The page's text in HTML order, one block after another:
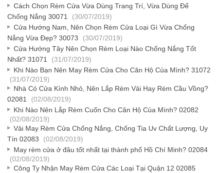
Cách Chọn Rèm Cửa Vừa Dùng Trang Trí, Vừa Dùng Để
Chống Nắng 30071
(30/07/2019)
Cửa Hướng Nam, Nên Chọn Rèm Cửa Loại Gì Vừa Chống
Nắng Vừa Đẹp? 30073
(30/07/2019)
Cửa Hướng Tây Nên Chọn Rèm Loại Nào Chống Nắng Tốt
Nhất? 31071
(31/07/2019)
Khi Nào Bạn Nên May Rèm Cửa Cho Căn Hộ Của Mình? 31072
(31/07/2019)
Nhà Có Cửa Kính Nhỏ, Nên Lắp Rèm Vải Hay Rèm Cầu Vồng?
02081
(02/08/2019)
Khi Nào Nên Lắp Rèm Cuốn Cho Căn Hộ Của Mình? 02082
(02/08/2019)
Vải May Rèm Cửa Chống Nắng, Chống Tia Uv Chất Lượng, Uy
Tín 02083
(02/08/2019)
May rèm cửa ở đâu tốt nhất tại thành phố Hồ Chí Minh? 02084
(02/08/2019)
Công Ty Nhận May Rèm Cửa Các Loại Tại Quận 12 02085